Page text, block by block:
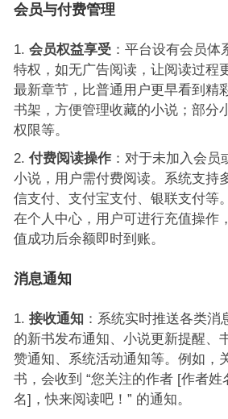
会员与付费管理
会员权益享受：平台设有会员体
特权，如无广告阅读，让阅读过程
最新章节，比普通用户更早看到精
书架，方便管理收藏的小说；部分
权限等。
付费阅读操作：对于未加入会员
小说，用户需付费阅读。系统支持
信支付、支付宝支付、银联支付等。
在个人中心，用户可进行充值操作
值成功后余额即时到账。
消息通知
接收通知 ：系统实时推送各类
的新书发布通知、小说更新提醒、
赞通知、系统活动通知等。例如，
书，会收到 “您关注的作者 [作者姓
名]，快来阅读吧！” 的通知。